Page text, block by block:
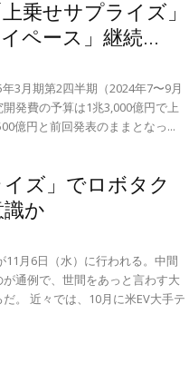
乗せサプライズ」
ペース」継続...
3月期第2四半期（2024年7〜9月
発費の予算は1兆3,000億円で上
億円と前回発表のままとなっ...
ズ」でロボタク
か
11月6日（水）に行われる。中間
通例で、世間をあっと言わす大
。 近々では、10月に米EV大手テ